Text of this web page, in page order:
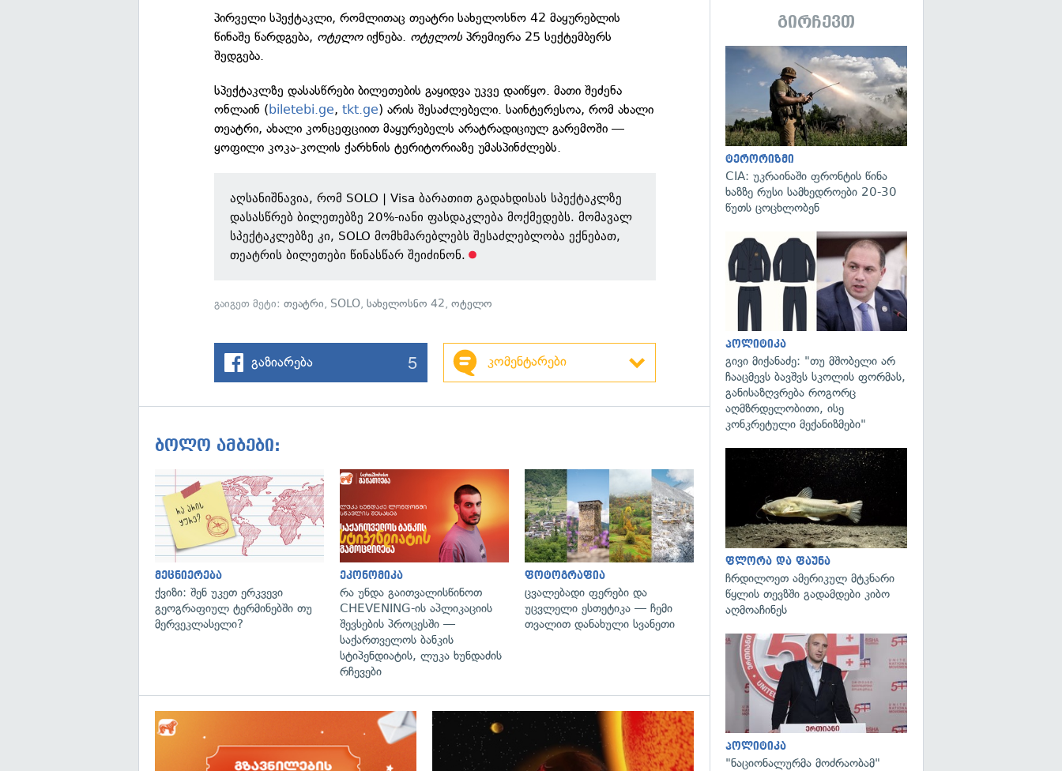
პირველი სპექტაკლი, რომლითაც თეატრი სახელოსნო 42 მაყურებლის
წინაშე წარდგება, ოტელოიქნება. ოტელოსპრემიერა 25 სექტემბერს
შედგება.
სპექტაკლზე დასასწრები ბილეთების გაყიდვა უკვე დაიწყო. მათი შეძენა
ონლაინ (biletebi.ge,tkt.ge) არის შესაძლებელი. საინტერესოა, რომ ახალი
თეატრი, ახალი კონცეფციით მაყურებელს არატრადიციულ გარემოში —
ყოფილი კოკა-კოლის ქარხნის ტერიტორიაზე უმასპინძლებს.
აღსანიშნავია, რომ SOLO | Visa ბარათით გადახდისას სპექტაკლზე
დასასწრებ ბილეთებზე 20%-იანი ფასდაკლება მოქმედებს. მომავალ
სპექტაკლებზე კი, SOLO მომხმარებლებს შესაძლებლობა ექნებათ,
თეატრის ბილეთები წინასწარ შეიძინონ.
გაიგეთ მეტი:თეატრი, SOLO,სახელოსნო 42,ოტელო
გაზიარება 5 კომენტარები
ბოლო ამბები:
მეცნიერება
ქვიზი: შენ უკეთ ერკვევი
გეოგრაფიულ ტერმინებში თუ
მერვეკლასელი?
ეკონომიკა
რა უნდა გაითვალისწინოთ
CHEVENING-ის აპლიკაციის
შევსების პროცესში —
საქართველოს ბანკის
სტიპენდიატის, ლუკა ხუნდაძის
რჩევები
ფოტოგრაფია
ცვალებადი ფერები და
უცვლელი ესთეტიკა — ჩემი
თვალით დანახული სვანეთი
გადახედვა
გირჩევთ
ტერორიზმი
CIA: უკრაინაში ფრონტის წინა
ხაზზე რუსი სამხედროები 20-30
წუთს ცოცხლობენ
პოლიტიკა
გივი მიქანაძე: "თუ მშობელი არ
ჩააცმევს ბავშვს სკოლის ფორმას,
განისაზღვრება როგორც
აღმზრდელობითი, ისე
კონკრეტული მექანიზმები"
ფლორა და ფაუნა
ჩრდილოეთ ამერიკულ მტკნარი
წყლის თევზში გადამდები კიბო
აღმოაჩინეს
პოლიტიკა
"ნაციონალურმა მოძრაობამ"